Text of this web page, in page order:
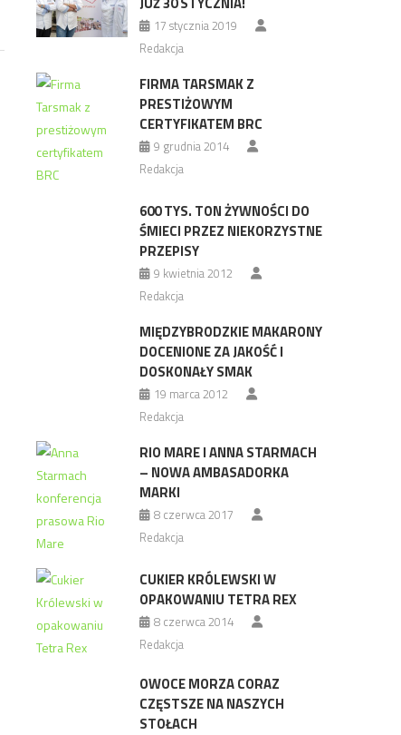
17 stycznia 2019
Redakcja
FIRMA TARSMAK Z
PRESTIŻOWYM
CERTYFIKATEM BRC
9 grudnia 2014
Redakcja
600 TYS. TON ŻYWNOŚCI DO
ŚMIECI PRZEZ NIEKORZYSTNE
PRZEPISY
9 kwietnia 2012
Redakcja
MIĘDZYBRODZKIE MAKARONY
DOCENIONE ZA JAKOŚĆ I
DOSKONAŁY SMAK
19 marca 2012
Redakcja
RIO MARE I ANNA STARMACH
– NOWA AMBASADORKA
MARKI
8 czerwca 2017
Redakcja
CUKIER KRÓLEWSKI W
OPAKOWANIU TETRA REX
8 czerwca 2014
Redakcja
OWOCE MORZA CORAZ
CZĘSTSZE NA NASZYCH
STOŁACH